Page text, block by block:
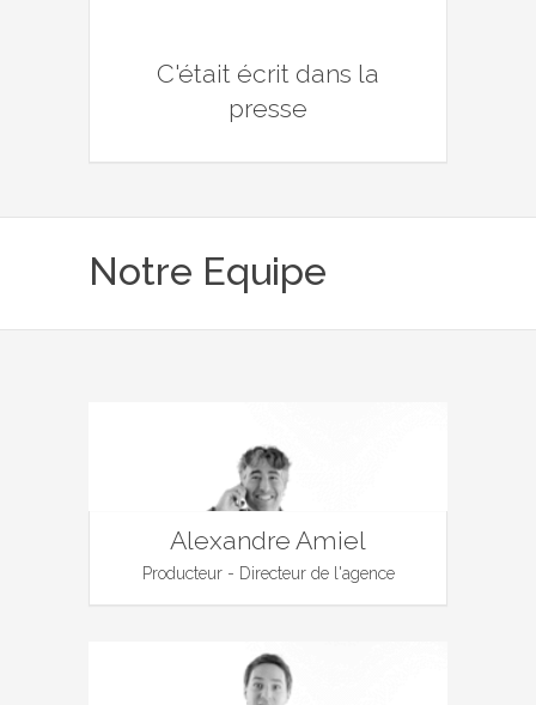
C'était écrit dans la
presse
Notre Equipe
Alexandre Amiel
Producteur - Directeur de l'agence